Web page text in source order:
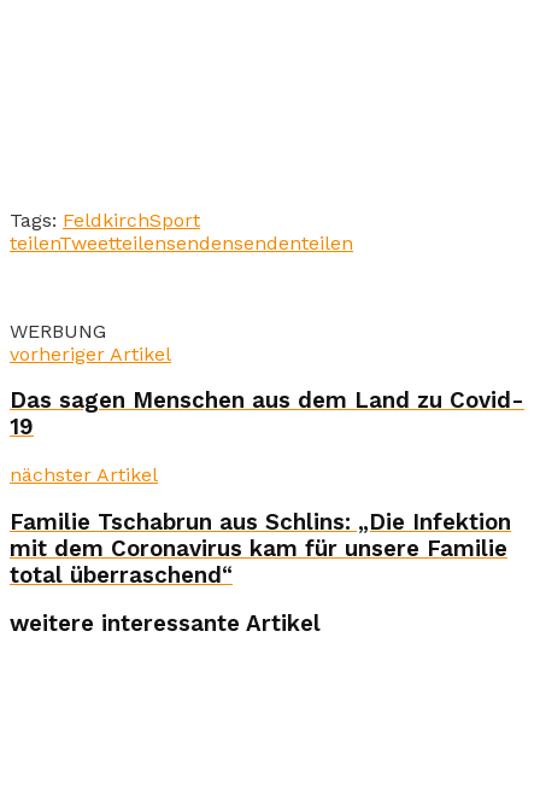
Tags: FeldkirchSport
teilenTweetteilensendensendenteilen
WERBUNG
vorheriger Artikel
Das sagen Menschen aus dem Land zu Covid-
19
nächster Artikel
Familie Tschabrun aus Schlins: „Die Infektion
mit dem Coronavirus kam für unsere Familie
total überraschend“
weitere interessante Artikel